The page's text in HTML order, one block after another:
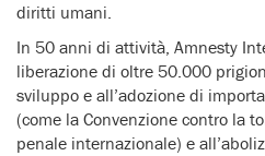
diritti umani.
In 50 anni di attività, Amnesty
liberazione di oltre 50.000
sviluppo e all’adozione di
(come la Convenzione contro la
penale internazionale) e